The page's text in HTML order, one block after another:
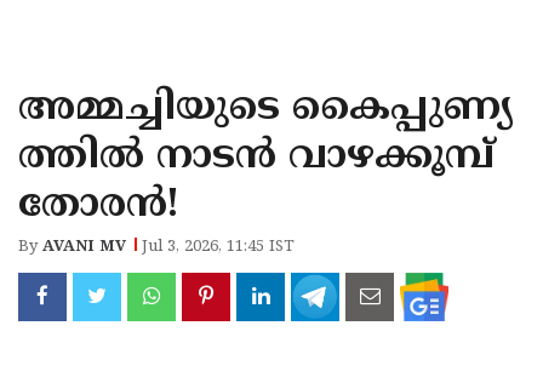
KANNUR
KASARAGOD
അമ്മച്ചിയുടെ കൈപ്പുണ്യ
ത്തിൽ നാടൻ വാഴക്കൂമ്പ്
തോരൻ!
ByAVANI MV Jul 3, 2026, 11:45 IST